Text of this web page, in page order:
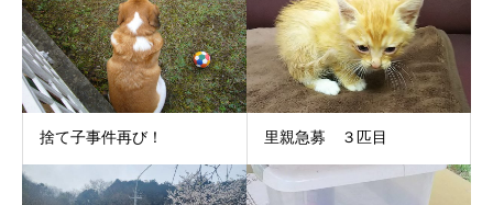
捨て子事件再び！ 里親急募 ３匹目